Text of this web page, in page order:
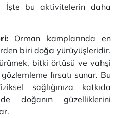
İşte bu aktivitelerin daha
Orman kamplarında en
biri doğa yürüyüşleridir.
bitki örtüsü ve vahşi
fırsatı sunar. Bu
sağlığınıza katkıda
doğanın güzelliklerini